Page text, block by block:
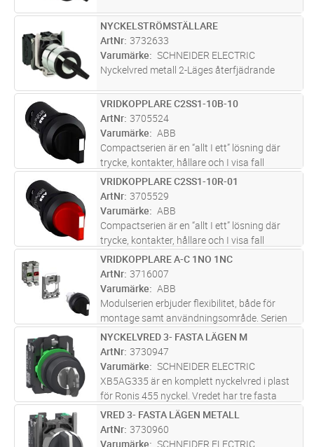
ST Lägg i kundvagn
NYCKELSTRÖMSTÄLLARE
ArtNr 3732633
Varumärke
SCHNEIDER ELECTRIC
Nyckelvred metall 2-Läges återfjädrande
ST Lägg i kundvagn
VRIDKOPPLARE C2SS1-10B-10
ArtNr 3705524
Varumärke
ABB
Compactserien är en “allt I ett” lösning där
trycke, kontakter, hållare och I visa fall
ljuskälla är inkluderade I en enhet.
Compactserein finns i en mängd olika
produkttyper såsom: tryckknappar, si
mer
ST Lägg i kundvagn
VRIDKOPPLARE C2SS1-10R-01
ArtNr 3705529
Varumärke
ABB
Compactserien är en “allt I ett” lösning där
trycke, kontakter, hållare och I visa fall
ljuskälla är inkluderade I en enhet.
Compactserein finns i en mängd olika
produkttyper såsom: tryckknappar, si
mer
ST Lägg i kundvagn
VRIDKOPPLARE A-C 1NO 1NC
ArtNr 3716007
Varumärke
ABB
Modulserien erbjuder flexibilitet, både för
montage samt användningsområde. Serien
erbjuder en mängd olika produkttyper såsom:
tryckknappar, signallampor, nödstopp,
joystick, svamptrycken, vridkoppla...läs mer
ST Lägg i kundvagn
NYCKELVRED 3- FASTA LÄGEN M
ArtNr 3730947
Varumärke
SCHNEIDER ELECTRIC
XB5AG335 är en komplett nyckelvred i plast
för Ronis 455 nyckel. Vredet har tre fasta
lägen (45°) med nyckel utdragbar i mittläget.
Det medföljer en montagesockel monterad
med två NO kontaktblock med...läs mer
ST Lägg i kundvagn
VRED 3- FASTA LÄGEN METALL
ArtNr 3730960
Varumärke
SCHNEIDER ELECTRIC